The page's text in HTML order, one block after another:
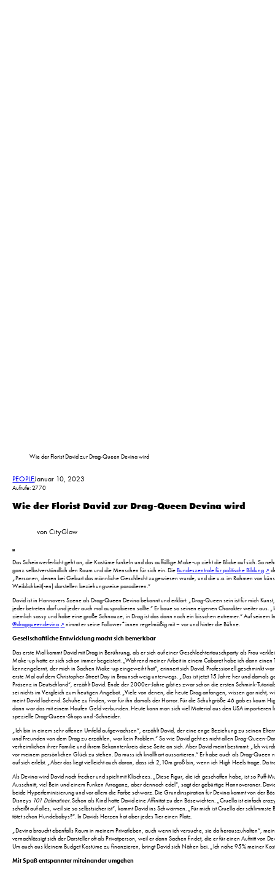
Wie der Florist David zur Drag-Queen Devina wird
PEOPLEJanuar 10, 2023
Aufrufe: 2770
Wie der Florist David zur Drag-Queen Devina wird
von CityGlow
Das Scheinwerferlicht geht an, die Kostüme funkeln und das auffällige Make-up zieht die Blicke auf sich. So
ganz selbstverständlich den Raum und die Menschen für sich ein. DieBundeszentrale für politische Bildung
„Personen, denen bei Geburt das männliche Geschlecht zugewiesen wurde, und die u.a. im Rahmen von
Weiblichkeit(-en) darstellen beziehungweise parodieren.“
David ist in Hannovers Szene als Drag-Queen Devina bekannt und erklärt: „Drag-Queen sein ist für mich
jeder betreten darf und jeder auch mal ausprobieren sollte.“ Er baue so seinen eigenen Charakter weiter aus.
ziemlich sassy und habe eine große Schnauze, in Drag ist das dann noch ein bisschen extremer.“ Auf seinem
@dragqueendevina
nimmt er seine Follower*innen regelmäßig mit – vor und hinter die Bühne.
Gesellschaftliche Entwicklung macht sich bemerkbar
Das erste Mal kommt David mit Drag in Berührung, als er sich auf einer Geschlechtertauschparty als Frau
Make-up hatte er sich schon immer begeistert. „Während meiner Arbeit in einem Cabaret habe ich dann einen
kennengelernt, der mich in Sachen Make-up eingeweiht hat“, erinnert sich David. Professionell geschminkt
erste Mal auf dem Christopher Street Day in Braunschweig unterwegs. „Das ist jetzt 15 Jahre her und damals
Präsenz in Deutschland“, erzählt David. Ende der 2000er-Jahre gibt es zwar schon die ersten Schmink-
sei nichts im Vergleich zum heutigen Angebot. „Viele von denen, die heute Drag anfangen, wissen gar nicht,
meint David lachend. Schuhe zu finden, war für ihn damals der Horror. Für die Schuhgröße 46 gab es kaum
dann war das mit einem Haufen Geld verbunden. Heute kann man sich viel Material aus den USA importieren
spezielle Drag-Queen-Shops und -Schneider.
„Ich bin in einem sehr offenen Umfeld aufgewachsen“, erzählt David, der eine enge Beziehung zu seinen
und Freunden von dem Drag zu erzählen, war kein Problem.“ So wie David geht es nicht allen Drag-Queen-
verheimlichen ihrer Familie und ihrem Bekanntenkreis diese Seite an sich. Aber David meint bestimmt: „Ich
vor meinem persönlichen Glück zu stehen. Da muss ich knallhart aussortieren.“ Er habe auch als Drag-Queen
auf sich erlebt. „Aber das liegt vielleicht auch daran, dass ich 2,10m groß bin, wenn ich High Heels trage. Da
Als Devina wird David noch frecher und spielt mit Klischees. „Diese Figur, die ich geschaffen habe, ist so Puff-
Ausschnitt, viel Bein und einem Funken Arroganz, aber dennoch edel“, sagt der gebürtige Hannoveraner.
beide Hyperfeminisierung und vor allem die Farbe schwarz. Die Grundinspiration für Devina kommt von der
Disneys 101 Dalmatiner. Schon als Kind hatte David eine Affinität zu den Bösewichten. „Cruella ist einfach
scheißt auf alles, weil sie so selbstsicher ist“, kommt David ins Schwärmen. „Für mich ist Cruella der
tötet schon Hundebabys?“. In Davids Herzen hat aber jedes Tier einen Platz.
„Devina braucht ebenfalls Raum in meinem Privatleben, auch wenn ich versuche, sie da herauszuhalten“,
vernachlässigt sich der Darsteller oft als Privatperson, weil er dann Sachen findet, die er für einen Auftritt von
Um auch aus kleinem Budget Kostüme zu finanzieren, bringt David sich Nähen bei. „Ich nähe 95% meiner
Mit Spaß entspannter miteinander umgehen